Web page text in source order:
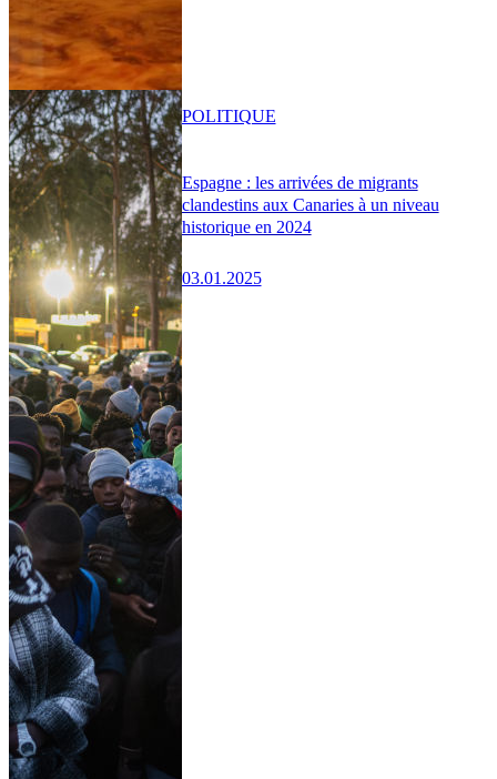
Espagne : les arrivées de migrants
clandestins aux Canaries à un niveau
historique en 2024
03.01.2025
POLITIQUE